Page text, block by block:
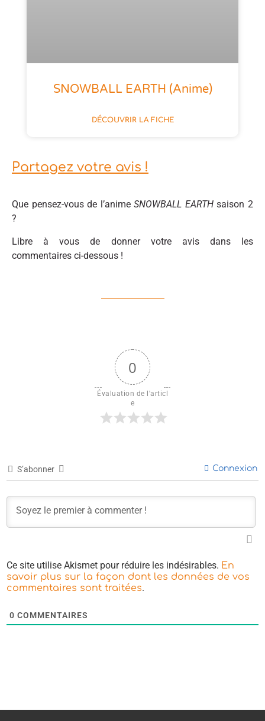
SNOWBALL EARTH (anime)
DÉCOUVRIR LA FICHE
Partagez votre avis !
Que pensez-vous de l’animeSNOWBALL EARTHsaison 2
?
Libre à vous de donner votre avis dans les
commentaires ci-dessous !
0
Évaluation de l'articl
e
S’abonner Connexion
Ce site utilise Akismet pour réduire les indésirables. En
savoir plus sur la façon dont les données de vos
commentaires sont traitées.
0 COMMENTAIRES